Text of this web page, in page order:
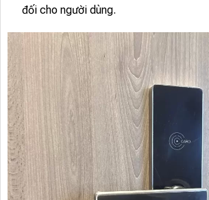
đối cho người dùng.